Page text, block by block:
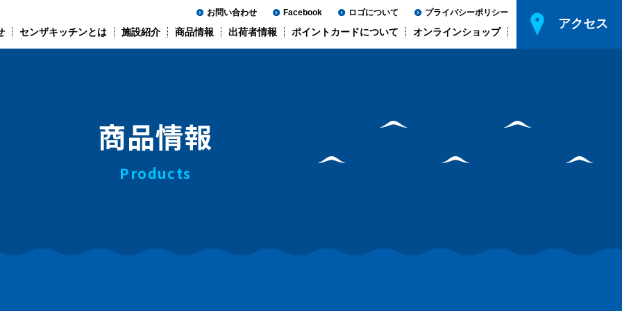
アクセス
お問い合わせ Facebook ロゴについて プライバシーポリシー
センザキッチンとは 施設紹介 商品情報 出荷者情報 ポイントカードについて オンラインショップ
商品情報
Products